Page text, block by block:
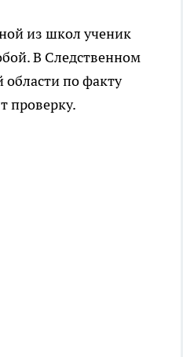
из школ ученик
В Следственном
по факту
проверку.